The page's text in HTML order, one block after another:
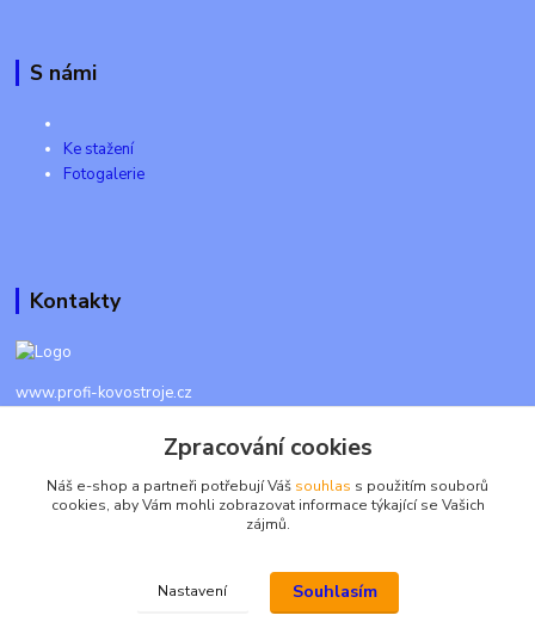
S námi
Ke stažení
Fotogalerie
Kontakty
www.profi-kovostroje.cz
+420 605 017 866
Každý den 8 - 20 hod - SMS kdykoliv
Zpracování cookies
Náš e-shop a partneři potřebují Váš souhlas s použitím souborů
cookies, aby Vám mohli zobrazovat informace týkající se Vašich
zájmů.
Nastavení Souhlasím